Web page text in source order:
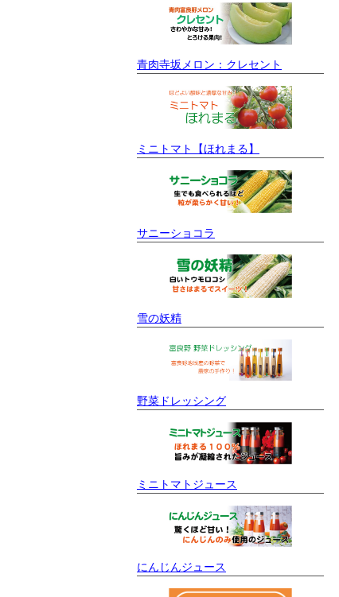
青肉寺坂メロン：クレセント
ミニトマト【ほれまる】
サニーショコラ
雪の妖精
野菜ドレッシング
ミニトマトジュース
にんじんジュース